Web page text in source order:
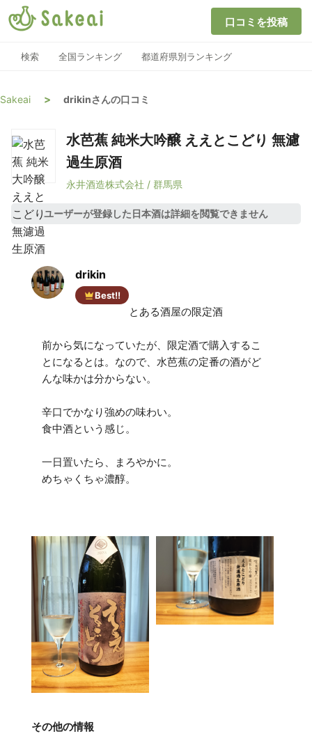
口コミを投稿
検索 全国ランキング 都道府県別ランキング
Sakeai > drikinさんの口コミ
水芭蕉 純米大吟醸 ええとこどり 無濾
過生原酒
永井酒造株式会社 / 群馬県
ユーザーが登録した日本酒は詳細を閲覧できません
drikin
Best!!
とある酒屋の限定酒
前から気になっていたが、限定酒で購入するこ
とになるとは。なので、水芭蕉の定番の酒がど
んな味かは分からない。
辛口でかなり強めの味わい。
食中酒という感じ。
一日置いたら、まろやかに。
その他の情報